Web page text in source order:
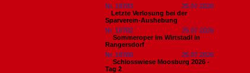
Nr. 18783
25.07.2026
​Letzte Verlosung bei der
Sparverein-Aushebung
Nr. 18782
25.07.2026
Sommeroper im Wirtstadl in
Rangersdorf
Nr. 18780
25.07.2026
Schlosswiese Moosburg 2026 -
Tag 2